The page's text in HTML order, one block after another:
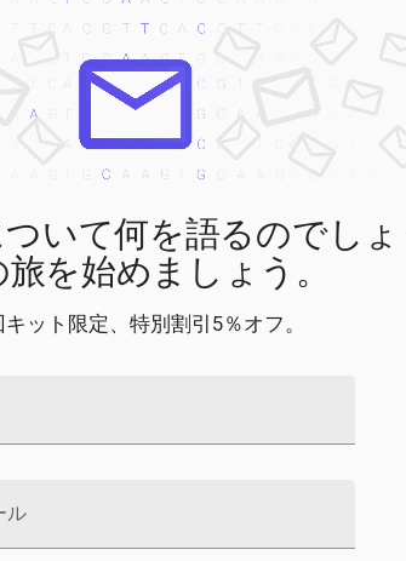
いて何を語るのでし
を始めましょう。
ット限定、特別割引5％オフ。
ル